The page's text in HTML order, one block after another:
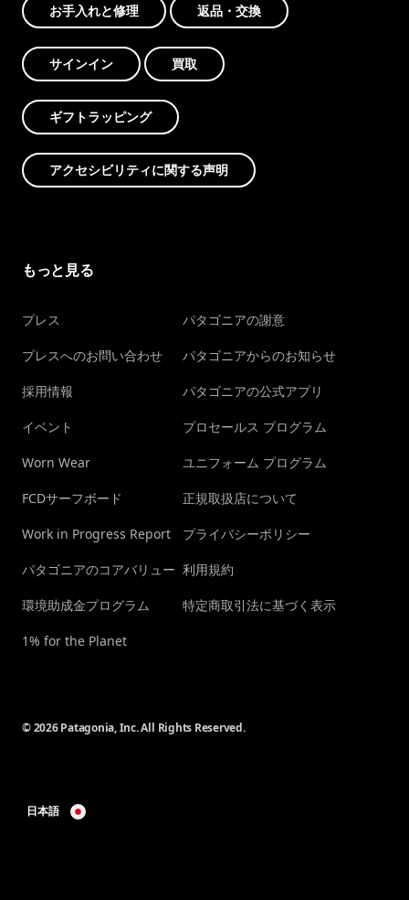
お手入れと修理 返品・交換
サインイン 買取
ギフトラッピング
アクセシビリティに関する声明
もっと見る
プレス
プレスへのお問い合わせ
採用情報
イベント
Worn Wear
FCDサーフボード
Work in Progress Report
パタゴニアのコアバリュー
環境助成金プログラム
1% for the Planet
パタゴニアの謝意
パタゴニアからのお知らせ
パタゴニアの公式アプリ
プロセールス プログラム
ユニフォーム プログラム
正規取扱店について
プライバシーポリシー
利用規約
特定商取引法に基づく表示
© 2026 Patagonia, Inc. All Rights Reserved.
日本語